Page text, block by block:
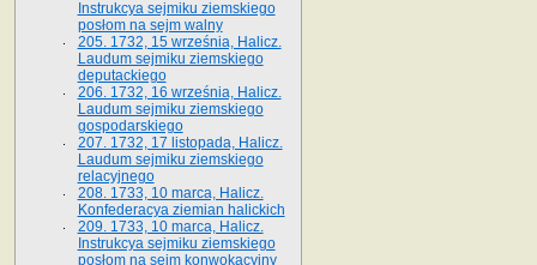
Instrukcya sejmiku ziemskiego
posłom na sejm walny
205. 1732, 15 września, Halicz.
Laudum sejmiku ziemskiego
deputackiego
206. 1732, 16 września, Halicz.
Laudum sejmiku ziemskiego
gospodarskiego
207. 1732, 17 listopada, Halicz.
Laudum sejmiku ziemskiego
relacyjnego
208. 1733, 10 marca, Halicz.
Konfederacya ziemian halickich­
209. 1733, 10 marca, Halicz.
Instrukcya sejmiku ziemskiego
posłom na sejm konwokacyjny